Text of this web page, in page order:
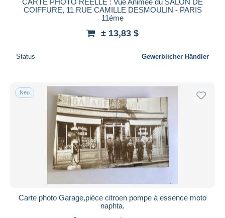
COIFFURE, 11 RUE CAMILLE DESMOULIN - PARIS
11éme
± 13,83 $
Status Gewerblicher Händler
Neu
Carte photo Garage,pièce citroen pompe à essence moto
naphta.